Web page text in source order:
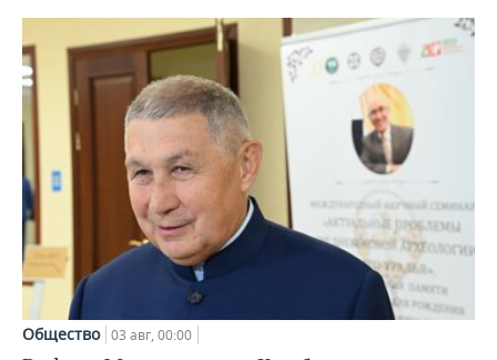
Общество 03 авг, 00:00